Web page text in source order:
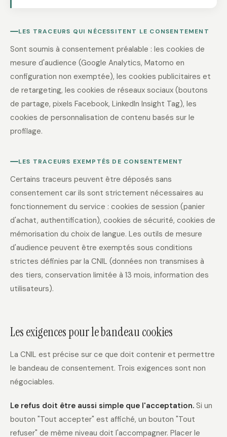
LES TRACEURS QUI NÉCESSITENT LE CONSENTEMENT
Sont soumis à consentement préalable : les cookies de
mesure d'audience (Google Analytics, Matomo en
configuration non exemptée), les cookies publicitaires et
de retargeting, les cookies de réseaux sociaux (boutons
de partage, pixels Facebook, LinkedIn Insight Tag), les
cookies de personnalisation de contenu basés sur le
profilage.
LES TRACEURS EXEMPTÉS DE CONSENTEMENT
Certains traceurs peuvent être déposés sans
consentement car ils sont strictement nécessaires au
fonctionnement du service : cookies de session (panier
d'achat, authentification), cookies de sécurité, cookies de
mémorisation du choix de langue. Les outils de mesure
d'audience peuvent être exemptés sous conditions
strictes définies par la CNIL (données non transmises à
des tiers, conservation limitée à 13 mois, information des
utilisateurs).
Les exigences pour le bandeau cookies
La CNIL est précise sur ce que doit contenir et permettre
le bandeau de consentement. Trois exigences sont non
négociables.
Le refus doit être aussi simple que l'acceptation. Si un
bouton "Tout accepter" est affiché, un bouton "Tout
refuser" de même niveau doit l'accompagner. Placer le